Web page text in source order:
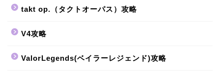
takt op.（タクトオーパス）攻略
V4攻略
ValorLegends(ベイラーレジェンド)攻略